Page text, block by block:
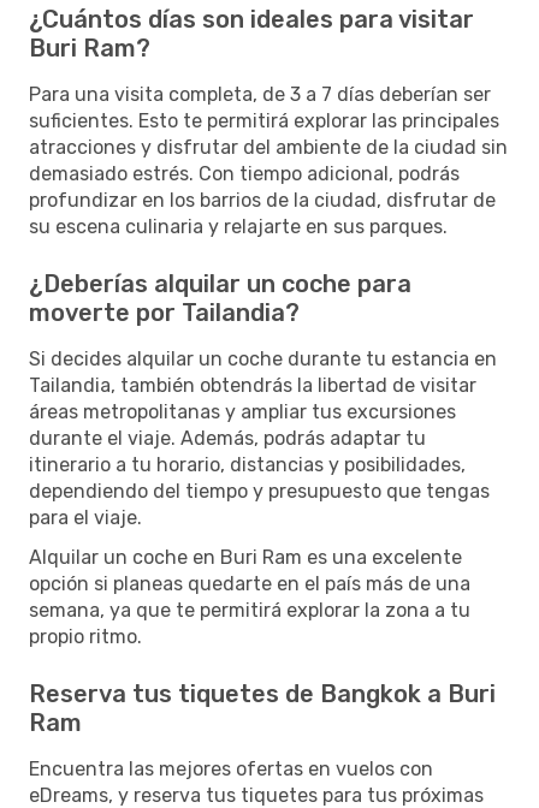
¿Cuántos días son ideales para visitar
Buri Ram?
Para una visita completa, de 3 a 7 días deberían ser
suficientes. Esto te permitirá explorar las principales
atracciones y disfrutar del ambiente de la ciudad sin
demasiado estrés. Con tiempo adicional, podrás
profundizar en los barrios de la ciudad, disfrutar de
su escena culinaria y relajarte en sus parques.
¿Deberías alquilar un coche para
moverte por Tailandia?
Si decides alquilar un coche durante tu estancia en
Tailandia, también obtendrás la libertad de visitar
áreas metropolitanas y ampliar tus excursiones
durante el viaje. Además, podrás adaptar tu
itinerario a tu horario, distancias y posibilidades,
dependiendo del tiempo y presupuesto que tengas
para el viaje.
Alquilar un coche en Buri Ram es una excelente
opción si planeas quedarte en el país más de una
semana, ya que te permitirá explorar la zona a tu
propio ritmo.
Reserva tus tiquetes de Bangkok a Buri
Ram
Encuentra las mejores ofertas en vuelos con
eDreams, y reserva tus tiquetes para tus próximas